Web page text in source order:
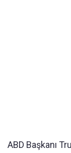
ABD Başkanı